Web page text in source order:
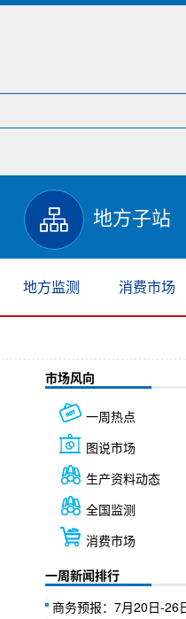
地方子站
地方监测 消费市场
市场风向
一周热点
图说市场
生产资料动态
全国监测
消费市场
一周新闻排行